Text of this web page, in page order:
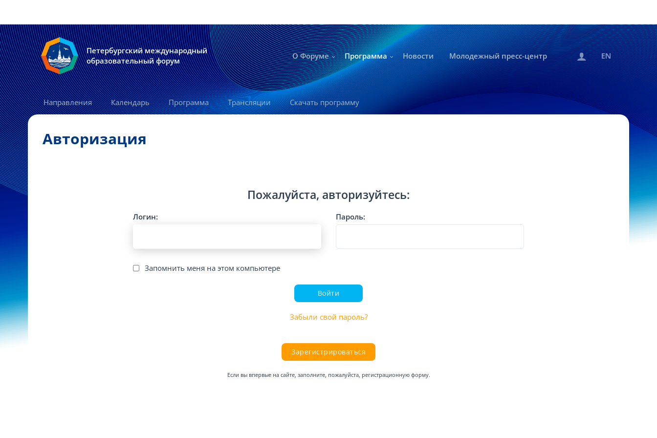
Петербургский международный
образовательный форум
О Форуме Программа Новости Молодежный пресс-центр
Направления Календарь Программа Трансляции Скачать программу
Авторизация
Пожалуйста, авторизуйтесь:
Логин: Пароль:
Запомнить меня на этом компьютере
Войти
Забыли свой пароль?
Зарегистрироваться
Если вы впервые на сайте, заполните, пожалуйста, регистрационную форму.